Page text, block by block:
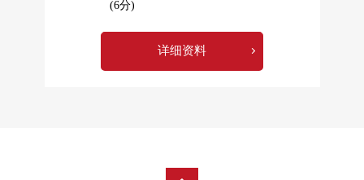
(6分)
详细资料